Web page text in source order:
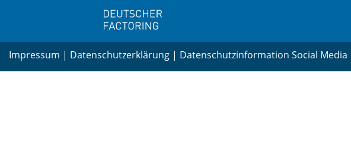
Impressum | Datenschutzerklärung | Datenschutzinformation Social Media